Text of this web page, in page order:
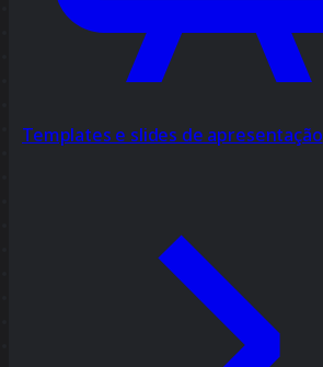
Templates e slides de apresentação